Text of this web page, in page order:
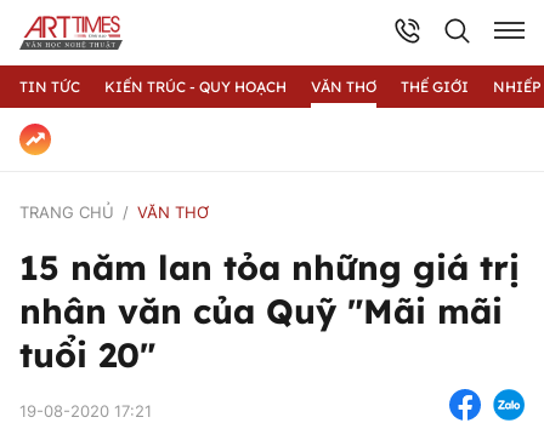
TIN TỨC KIẾN TRÚC - QUY HOẠCH VĂN THƠ THẾ GIỚI
TRANG CHỦ VĂN THƠ
15 năm lan tỏa những giá trị
nhân văn của Quỹ "Mãi mãi
tuổi 20"
19-08-2020 17:21